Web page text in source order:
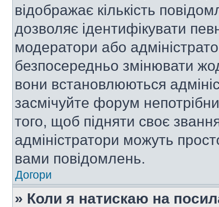
відображає кількість
дозволяє ідентифікувати
модератори або
безпосередньо змінювати
вони встановлюються
засмічуйте форум
того, щоб підняти своє
адміністратори можуть
вами повідомлень.
Догори
» Коли я натискаю на